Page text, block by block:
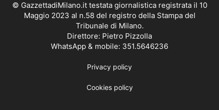
© GazzettadiMilano.it testata giornalistica registrata il 10
Maggio 2023 al n.58 del registro della Stampa del
Tribunale di Milano.
Direttore: Pietro Pizzolla
WhatsApp & mobile: 351.5646236
Privacy policy
Cookies policy